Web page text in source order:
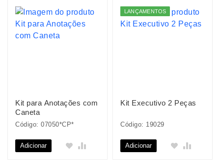
Kit para Anotações com
Caneta
Código: 07050*CP*
Adicionar
LANÇAMENTOS
Kit Executivo 2 Peças
Código: 19029
Adicionar